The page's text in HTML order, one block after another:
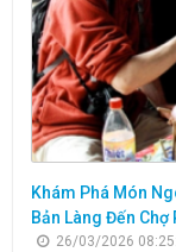
Khám Phá Món
Bản Làng Đến Chợ
26/03/2026